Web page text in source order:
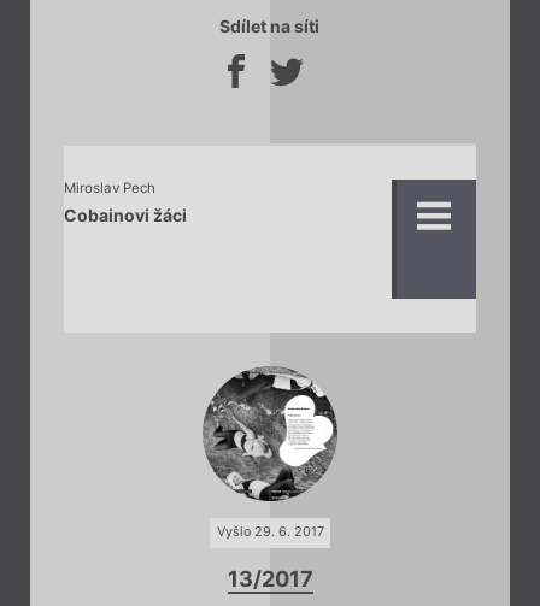
Sdílet na síti
Miroslav Pech
Cobainovi žáci
Vyšlo 29. 6. 2017
13/2017